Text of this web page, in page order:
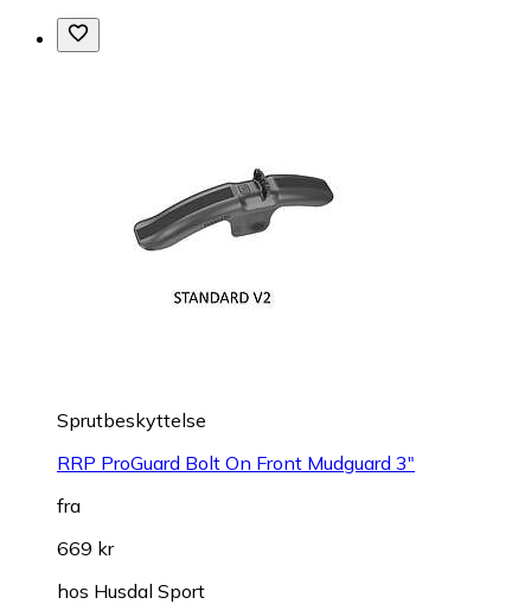
Sprutbeskyttelse
RRP ProGuard Bolt On Front Mudguard 3"
fra
669 kr
hos Husdal Sport